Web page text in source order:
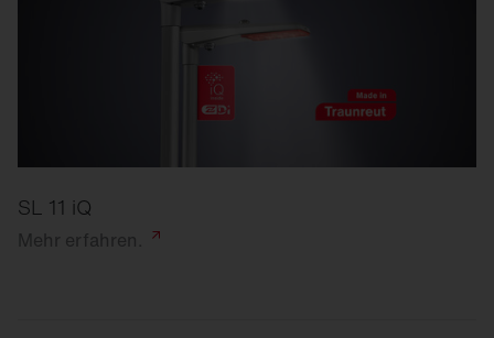
SL 11 iQ
Mehr erfahren.